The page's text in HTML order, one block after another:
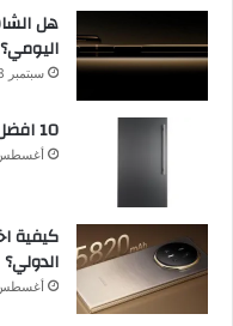
هل
اليومي؟
سبتمبر 18, 2025
10 افضل فريزر عمودي​ في السعودية​ 2025
أغسطس 23,
كيفية
الدولي؟
أغسطس 8,